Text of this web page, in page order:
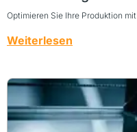
Optimieren Sie Ihre Produktion
Weiterlesen